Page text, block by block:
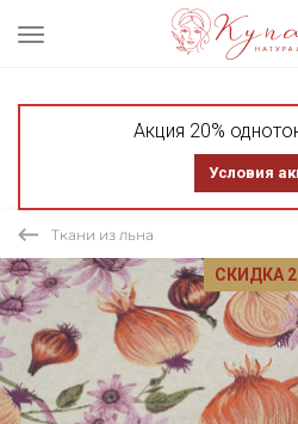
Акция 20%
Условия
Ткани из льна
СКИДКА